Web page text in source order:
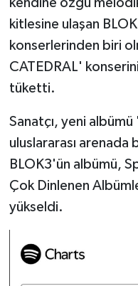
kendine özgü
kitlesine ulaşan
konserlerinden biri
CATEDRAL'
tüketti.
Sanatçı, yeni
uluslararası arenada
BLOK3'ün albümü,
Çok Dinlenen
yükseldi.